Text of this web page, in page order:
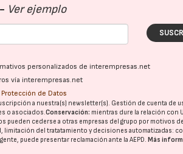
Ver ejemplo
personalizados de interempresas.net
vía interempresas.net
de Datos
a nuestra(s) newsletter(s). Gestión de cuenta de
o asociados.Conservación: mientras dure la relación con
pueden cederse a otras empresas del grupo por motivos
del tratatamiento y decisiones automatizadas:
puede presentar reclamación ante laAEPD. Más